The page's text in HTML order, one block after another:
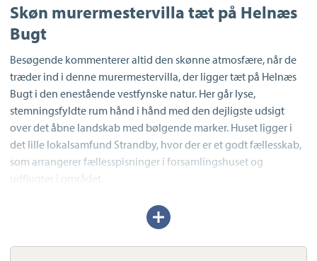
Skøn murermestervilla tæt på Helnæs
Bugt
Besøgende kommenterer altid den skønne atmosfære, når de
træder ind i denne murermestervilla, der ligger tæt på Helnæs
Bugt i den enestående vestfynske natur. Her går lyse,
stemningsfyldte rum hånd i hånd med den dejligste udsigt
over det åbne landskab med bølgende marker. Huset ligger i
det lille lokalsamfund Strandby, hvor der er et godt fællesskab,
som arrangerer fællesspisninger i forsamlingshuset og
udflugter i området.
Boligen er en klassisk murermestervilla med opholdsrum i
stueplan, soveværelser på første sal og en god, brugbar kælder
med masser af plads til opbevaring. Og som en særlig detalje i
Udvid/skjul
tekst